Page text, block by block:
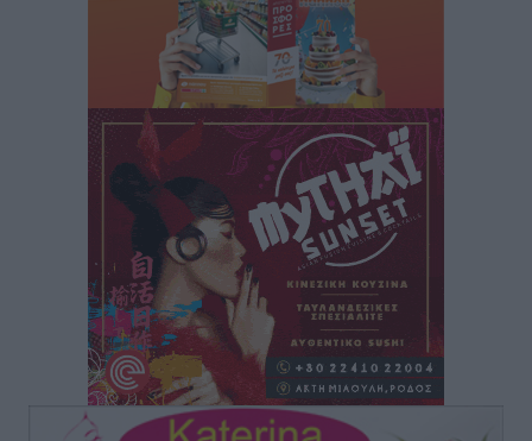
Γιασιράνη στον RV για τα γεγονότα που οδήγησαν στο
Σύμφωνο της Λέρου
• πριν 3 ώρες
Συναυλία με τον Γιάννη Κότσιρα στις 21 Αυγούστου
Πολιτιστικά•
Έκτακτη συνεδρίαση της Δημοτικής Επιτροπής Ρόδου
αύριο Παρασκευή 7 Αυγούστου
Τοπικές Ειδήσεις• πριν 3 ώρες
ΑΕΡΑ: Δεν σταματάει να ενισχύεται, νέο απόκτημα ο
Μητρόπουλος
Αθλητικά• πριν 3 ώρες